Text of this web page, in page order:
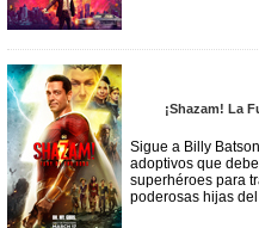
¡Shazam! La
Sigue a Billy
adoptivos que
superhéroes para
poderosas hijas